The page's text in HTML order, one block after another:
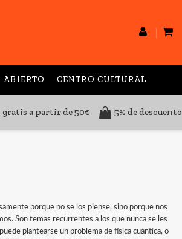
ABIERTO CENTRO CULTURAL
gratis a partir de 50€ 5% de descuento
porque no se los piense, sino porque nos
Son temas recurrentes a los que nunca se les
plantearse un problema de física cuántica, o